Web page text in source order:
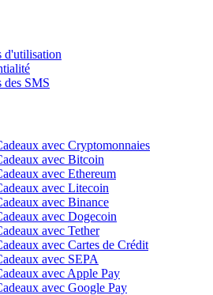
d'utilisation
des SMS
avec Cryptomonnaies
avec Bitcoin
avec Ethereum
avec Litecoin
avec Binance
avec Dogecoin
avec Tether
avec Cartes de Crédit
avec SEPA
avec Apple Pay
avec Google Pay